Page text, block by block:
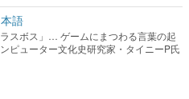
語
ラスボス」… ゲームにまつわる言葉の起
ピューター文化史研究家・タイニーP氏